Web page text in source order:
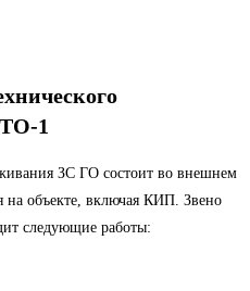
1
ЗС ГО состоит во внешнем
на объекте, включая КИП. Звено
следующие работы: